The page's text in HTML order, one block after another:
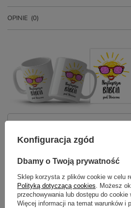
OPINIE (0)
Zadaj pytanie a my odpowiemy
niezwłocznie, najciekawsze pytania i
NAJCZĘŚCIEJ
Konfiguracja zgód
Dbamy o Twoją prywatność
Sklep korzysta z plików cookie w celu
Polityką dotyczącą cookies . Możesz
przechowywania lub dostępu do cookie
Więcej informacji na temat warunków i